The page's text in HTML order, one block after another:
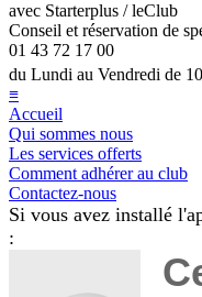
avec Starterplus / leClub
Conseil et réservation de
01 43 72 17 00
du Lundi au Vendredi de
≡
Accueil
Qui sommes nous
Les services offerts
Comment adhérer au club
Contactez-nous
Si vous avez installé
: